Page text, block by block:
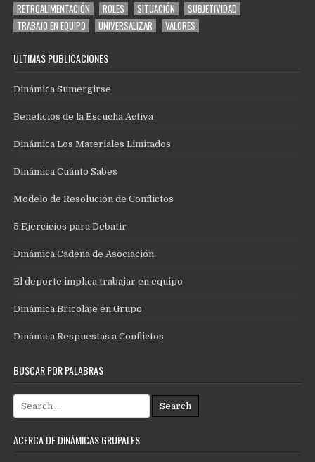
RETROALIMENTACIÓN
ROLES SITUACIÓN
SUBJETIVIDAD
TRABAJO EN EQUIPO
UNIVERSALIZAR VALORES
ÚLTIMAS PUBLICACIONES
Dinámica Sumergirse
Beneficios de la Escucha Activa
Dinámica Los Materiales Limitados
Dinámica Cuánto Sabes
Modelo de Resolución de Conflictos
5 Ejercicios para Debatir
Dinámica Cadena de Asociación
El deporte implica trabajar en equipo
Dinámica Bricolaje en Grupo
Dinámica Respuestas a Conflictos
BUSCAR POR PALABRAS
Search
for:
ACERCA DE DINÁMICAS GRUPALES